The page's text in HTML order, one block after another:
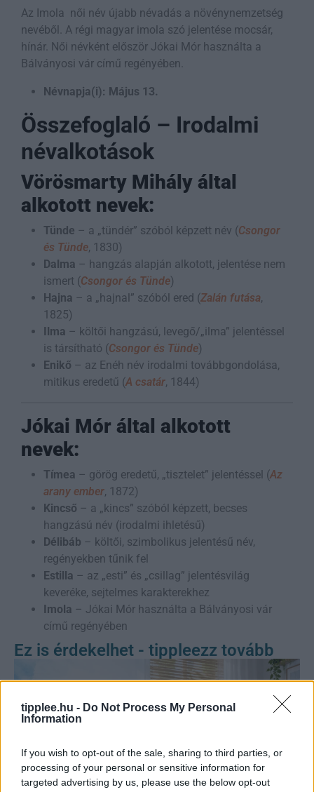
tipplee.hu - Do Not Process My Personal
Information
If you wish to opt-out of the sale, sharing to third parties, or
processing of your personal or sensitive information for
targeted advertising by us, please use the below opt-out
Az Imola női név újabb névadás a növénynemzetség
nevéből. A régi magyar imola szó jelentése mocsár,
hínár. Női névként először Jókai Mór használta a
Bálványosi vár című regényében.
Névnapja(i): Május 13.
Összefoglaló – Irodalmi
névalkotások
Vörösmarty Mihály által
alkotott nevek:
Tünde – a „tündér” szóból képzett név (Csongor
és Tünde, 1830)
Dalma – hangzás alapján alkotott, jelentése nem
ismert (Csongor és Tünde)
Hajna – a „hajnal” szóból ered (Zalán futása,
1825)
Ilma – költői hangzású, levegő/„ilma” jelentéssel
is társítható (Csongor és Tünde)
Enikő – az Enéh név irodalmi továbbgondolása,
mitikus eredetű (A csatár, 1844)
Jókai Mór által alkotott
nevek:
Tímea – görög eredetű, „tisztelet” jelentéssel (Az
arany ember, 1872)
Kincső – a „kincs” szóból képzett, becses
hangzású név (irodalmi ihletésű)
Délibáb – költői, szimbolikus jelentésű név,
regényekben tűnik fel
Estilla – az „esti” és „csillag” jelentésvilág
keveréke, sejtelmes karakterekhez
Imola – Jókai Mór használta a Bálványosi vár
című regényében
Ez is érdekelhet - tippleezz tovább